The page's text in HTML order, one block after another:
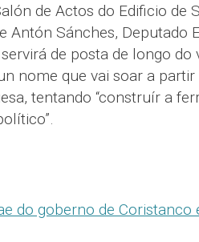
de Actos do Edificio de
Antón Sánches, Deputado
de posta de longo do
nome que vai soar a partir
tentando “construír a
do goberno de Coristanco